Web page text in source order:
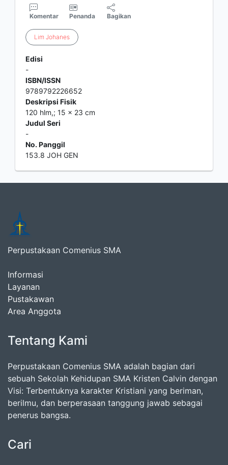
Komentar Penanda Bagikan
Lim Johanes
Edisi
-
ISBN/ISSN
9789792226652
Deskripsi Fisik
120 hlm,; 15 x 23 cm
Judul Seri
-
No. Panggil
153.8 JOH GEN
Perpustakaan Comenius SMA
Informasi
Layanan
Pustakawan
Area Anggota
Tentang Kami
Perpustakaan Comenius SMA adalah bagian dari
sebuah Sekolah Kehidupan SMA Kristen Calvin dengan
Visi: Terbentuknya karakter Kristiani yang beriman,
berilmu, dan berperasaan tanggung jawab sebagai
penerus bangsa.
Cari